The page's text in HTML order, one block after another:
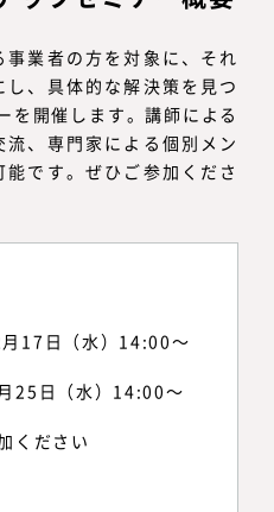
業者の方を対象に、それ
、具体的な解決策を見つ
を開催します。講師による
、専門家による個別メン
です。ぜひご参加くださ
17日（水）14:00～
25日（水）14:00～
ください